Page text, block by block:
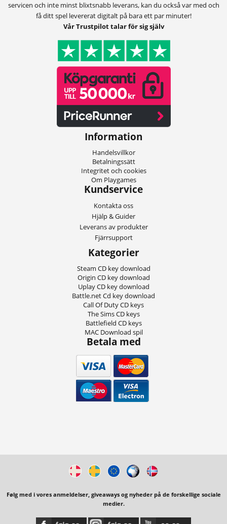
servicen och inte minst blixtsnabb leverans, kan du också var med och
få ditt spel levererat digitalt på bara ett par minuter!
Vår Trustpilot talar för sig själv
Information
Handelsvillkor
Betalningssätt
Integritet och cookies
Om Playgames
Kundservice
Kontakta oss
Hjälp & Guider
Leverans av produkter
Fjärrsupport
Kategorier
Steam CD key download
Origin CD key download
Uplay CD key download
Battle.net Cd key download
Call Of Duty CD keys
The Sims CD keys
Battlefield CD keys
MAC Download spil
Betala med
Følg med i vores anmeldelser, giveaways og nyheder på de forskellige sociale
medier.